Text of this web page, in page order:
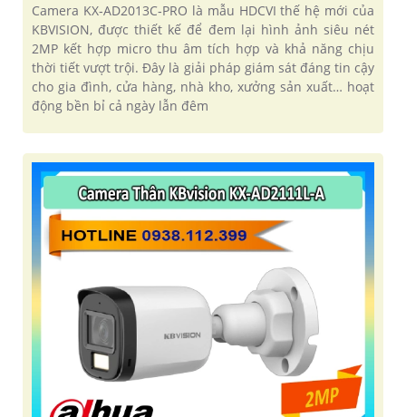
Camera KX‑AD2013C‑PRO là mẫu HDCVI thế hệ mới của
KBVISION, được thiết kế để đem lại hình ảnh siêu nét
2MP kết hợp micro thu âm tích hợp và khả năng chịu
thời tiết vượt trội. Đây là giải pháp giám sát đáng tin cậy
cho gia đình, cửa hàng, nhà kho, xưởng sản xuất… hoạt
động bền bỉ cả ngày lẫn đêm